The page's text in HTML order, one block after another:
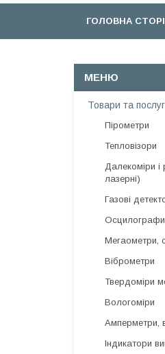
ГОЛОВНА
Товари та
Пірометри
Тепловізори
Далекоміри і
лазерні)
Газові
Осцилографи
Мегаометри,
Віброметри
Твердоміри
Вологоміри
Амперметри,
Індикатори